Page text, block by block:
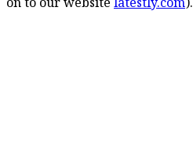
on to our website latestly.com).